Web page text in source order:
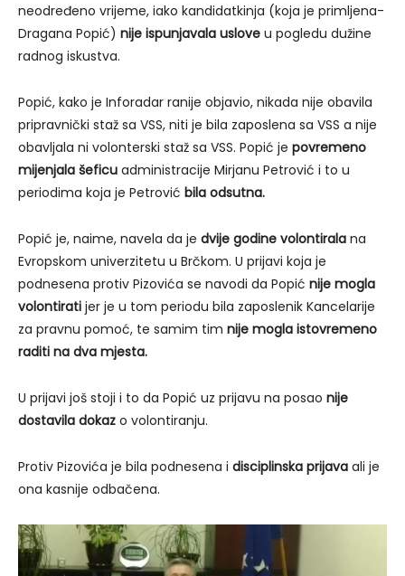
neodređeno vrijeme, iako kandidatkinja (koja je primljena-
Dragana Popić) nije ispunjavala uslove u pogledu dužine
radnog iskustva.
Popić, kako je Inforadar ranije objavio, nikada nije obavila
pripravnički staž sa VSS, niti je bila zaposlena sa VSS a nije
obavljala ni volonterski staž sa VSS. Popić je povremeno
mijenjala šeficu administracije Mirjanu Petrović i to u
periodima koja je Petrović bila odsutna.
Popić je, naime, navela da je dvije godine volontirala na
Evropskom univerzitetu u Brčkom. U prijavi koja je
podnesena protiv Pizovića se navodi da Popić nije mogla
volontirati jer je u tom periodu bila zaposlenik Kancelarije
za pravnu pomoć, te samim tim nije mogla istovremeno
raditi na dva mjesta.
U prijavi još stoji i to da Popić uz prijavu na posao nije
dostavila dokaz o volontiranju.
Protiv Pizovića je bila podnesena i disciplinska prijava ali je
ona kasnije odbačena.